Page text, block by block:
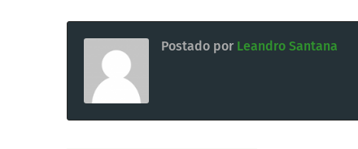
Postado por Leandro Santana